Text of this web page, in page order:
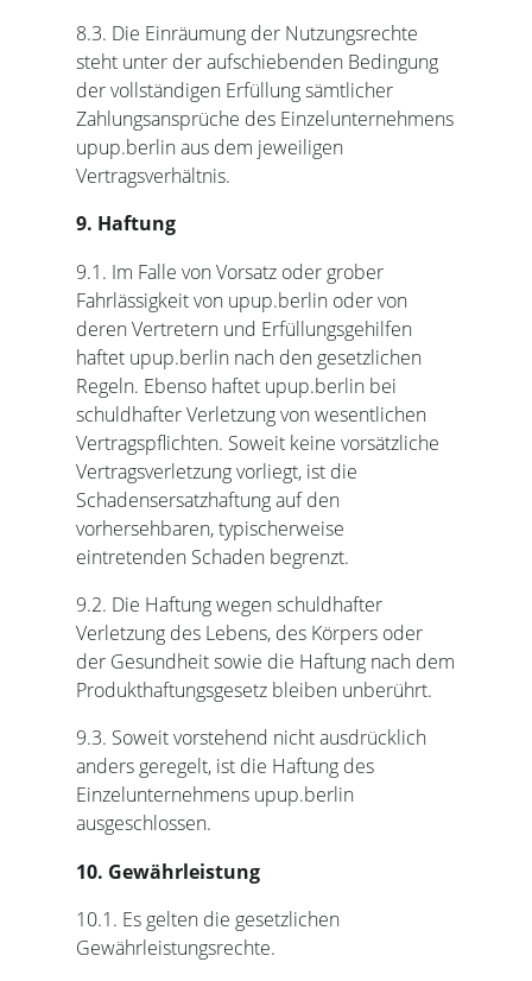
8.3. Die Einräumung der Nutzungsrechte
steht unter der aufschiebenden Bedingung
der vollständigen Erfüllung sämtlicher
Zahlungsansprüche des Einzelunternehmens
upup.berlin aus dem jeweiligen
Vertragsverhältnis.
9. Haftung
9.1. Im Falle von Vorsatz oder grober
Fahrlässigkeit von upup.berlin oder von
deren Vertretern und Erfüllungsgehilfen
haftet upup.berlin nach den gesetzlichen
Regeln. Ebenso haftet upup.berlin bei
schuldhafter Verletzung von wesentlichen
Vertragspflichten. Soweit keine vorsätzliche
Vertragsverletzung vorliegt, ist die
Schadensersatzhaftung auf den
vorhersehbaren, typischerweise
eintretenden Schaden begrenzt.
9.2. Die Haftung wegen schuldhafter
Verletzung des Lebens, des Körpers oder
der Gesundheit sowie die Haftung nach dem
Produkthaftungsgesetz bleiben unberührt.
9.3. Soweit vorstehend nicht ausdrücklich
anders geregelt, ist die Haftung des
Einzelunternehmens upup.berlin
ausgeschlossen.
10. Gewährleistung
10.1. Es gelten die gesetzlichen
Gewährleistungsrechte.